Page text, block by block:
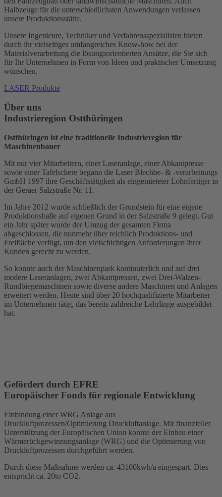
Halbzeuge für die unterschiedlichsten Anwendungen verlassen
unsere Produktionsstätte.
Unsere Ingenieure, Techniker und Verfahrensspezialisten bieten
durch ihr vielseitiges umfangreiches Know-how bei der
Materialverarbeitung die lösungsorientierten Ansätze, die Sie sich
für Ihr Unternehmen in Form von Ideen und praktischer Umsetzung
wünschen.
LASER Produkte
Über uns
Industrieregion Ostthüringen
Ostthüringen ist eine traditionelle Industrieregion für
Maschinenbauer
Mit nur vier Mitarbeitern, einer Laseranlage, einer Abkantpresse
sowie einer Tafelschere begann die Laser Blechbe- & -verarbeitungs
GmbH 1997 ihre Geschäftstätigkeit als eingemieteter Lohnfertiger in
der Geraer Salzstraße Nr. 11.
Im Jahre 2012 wurde schließlich der Grundstein für eine eigene
Produktionshalle auf eigenen Grund in der Salzstraße 9 gelegt. Gut
ein Jahr später wurde der Umzug der gesamten Firma
abgeschlossen, die nunmehr über reichlich Produktions- und
Freifläche verfügt, um den vielschichtigen Anforderungen ihrer
Kunden gerecht zu werden.
So konnte auch der Maschinenpark kontinuierlich und auf drei
modere Laseranlagen, zwei Abkantpressen, zwei Drei-Walzen-
Rundbiegemaschinen sowie diverse andere Maschinen und Anlagen
erweitert werden. Heute sind über 20 hochqualifizierte Mitarbeiter
im Unternehmen tätig, das bereits zahlreiche Lehrlinge ausgebildet
hat.
Gefördert durch EFRE
Europäischer Fonds für regionale Entwicklung
Einbindung einer WRG Anlage aus
Druckluftprozessen/Optimierung Druckluftanlage. Mit finanzieller
Unterstützung der Europäischen Union konnte der Einbau einer
Wärmerückgewinnungsanlage (WRG) und die Optimierung von
Druckluftprozessen durchgeführt werden.
Durch diese Maßnahme werden ca. 43100kwh/a eingespart. Dies
entspricht ca. 20to CO2.